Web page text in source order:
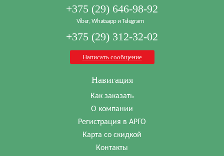
+375 (29) 646-98-92
Viber, Whatsapp и Telegram
+375 (29) 312-32-02
Написать сообщение
Навигация
Как заказать
О компании
Регистрация в АРГО
Карта со скидкой
Контакты